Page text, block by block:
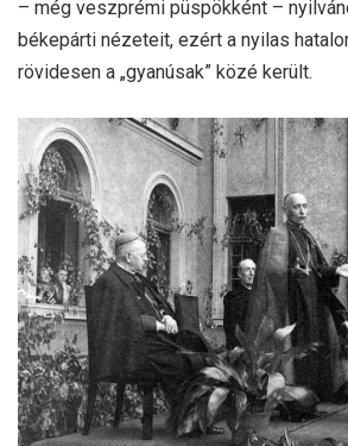
– még veszprémi püspökként –
békepárti nézeteit, ezért a nyilas
rövidesen a „gyanúsak” közé került.